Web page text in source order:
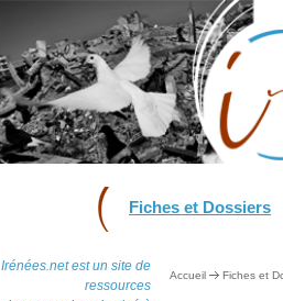
Fiches et Dossiers
Irénées.net est un site de
ressources
Accueil Fiches et